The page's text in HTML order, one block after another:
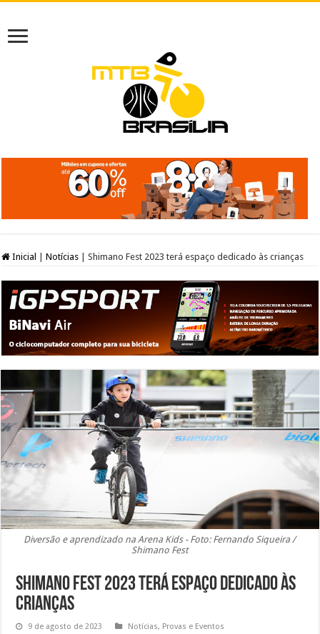
Inicial Notícias Shimano Fest 2023 terá espaço dedicado às crianças
Diversão e aprendizado na Arena Kids - Foto: Fernando Siqueira /
Shimano Fest
Shimano Fest 2023 terá espaço dedicado às
crianças
9 de agosto de 2023 Notícias, Provas e Eventos